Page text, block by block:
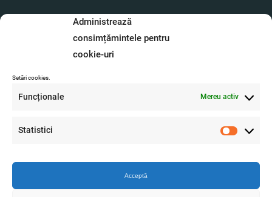
Administrează
consimțămintele pentru
cookie-uri
Setări cookies.
Funcționale Mereu activ
Statistici Statistici
Acceptă
LIVRARI SI PLATI
GARANTIE SI SERVICE
A.N.P.C.